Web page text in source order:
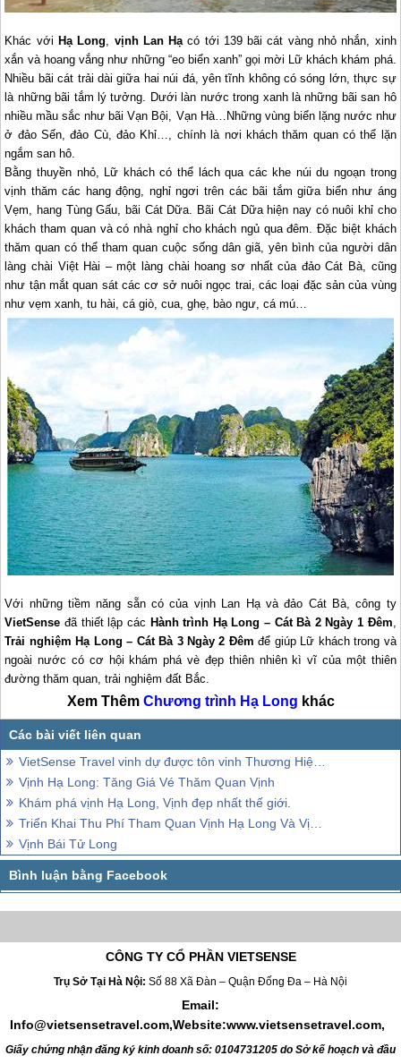
Khác với Hạ Long vịnh Lan Hạ có tới 139 bãi cát vàng nhỏ nhắn, xinh
xắn và hoang vắng như những “eo biển xanh” gọi mời Lữ khách khám phá.
Nhiều bãi cát trải dài giữa hai núi đá, yên tĩnh không có sóng lớn, thực sự
là những bãi tắm lý tưởng. Dưới làn nước trong xanh là những bãi san hô
nhiều mầu sắc như bãi Vạn Bội, Vạn Hà…Những vùng biển lặng nước như
ở đảo Sến, đảo Cù, đảo Khỉ…, chính là nơi khách thăm quan có thể lặn
ngắm san hô.
Bằng thuyền nhỏ, Lữ khách có thể lách qua các khe núi du ngoạn trong
vịnh thăm các hang động, nghỉ ngơi trên các bãi tắm giữa biển như áng
Vẹm, hang Tùng Gấu, bãi Cát Dữa. Bãi Cát Dữa hiện nay có nuôi khỉ cho
khách tham quan và có nhà nghỉ cho khách ngủ qua đêm. Đặc biệt khách
thăm quan có thể tham quan cuộc sống dân giã, yên bình của người dân
làng chài Việt Hài – một làng chài hoang sơ nhất của đảo Cát Bà, cũng
như tận mắt quan sát các cơ sở nuôi ngọc trai, các loại đặc sản của vùng
như vẹm xanh, tu hài, cá giò, cua, ghẹ, bào ngư, cá mú…
Với những tiềm năng sẵn có của vịnh Lan Hạ và đảo Cát Bà, công ty
VietSenseđã thiết lập các Hành trình Hạ Long – Cát Bà 2 Ngày 1 Đêm
Trải nghiệm Hạ Long – Cát Bà 3 Ngày 2 Đêm để giúp Lữ khách trong và
ngoài nước có cơ hội khám phá vè đẹp thiên nhiên kì vĩ của một thiên
đường thăm quan, trải nghiệm đất Bắc.
Xem Thêm Chương trình Hạ Long khác
VietSense Travel vinh dự được tôn vinh Thương Hiệu Việt Nam Tin Dùng 2015
Vịnh Hạ Long: Tăng Giá Vé Thăm Quan Vịnh
Khám phá vịnh Hạ Long, Vịnh đẹp nhất thế giới.
Triển Khai Thu Phí Tham Quan Vịnh Hạ Long Và Vịnh Bái Tử Long
Vịnh Bái Tử Long
CÔNG TY CỔ PHẦN VIETSENSE
Trụ Sở Tại Hà Nội: Số 88 Xã Đàn – Quận Đống Đa – Hà Nội
Email:
Info@vietsensetravel.com,Website:www.vietsensetravel.com,
Giấy chứng nhận đăng ký kinh doanh số: 0104731205 do Sở kế hoạch và đầu